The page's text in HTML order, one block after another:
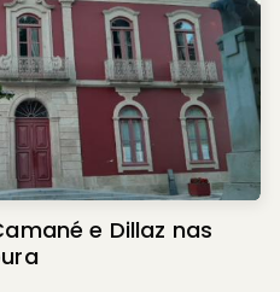
e Dillaz nas